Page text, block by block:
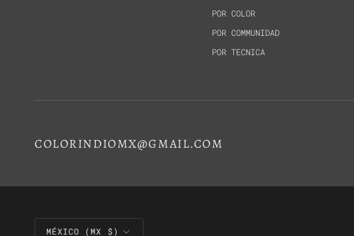
POR COLOR
POR COMMUNIDAD
POR TECNICA
COLORINDIOMX@GMAIL.COM
MONEDA
MÉXICO (MX $)